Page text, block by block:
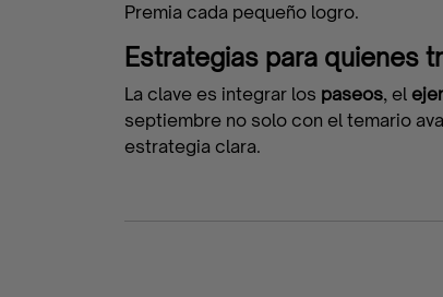
Premia cada pequeño logro.
Estrategias para quienes
La clave es integrar los paseos, el
septiembre no solo con el temario
estrategia clara.